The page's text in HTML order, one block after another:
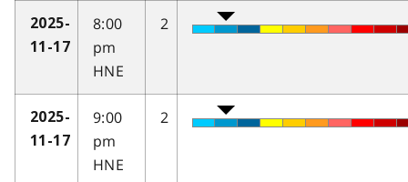
2025-
11-17
8:00
pm
HNE
2
2025-
11-17
9:00
pm
HNE
2